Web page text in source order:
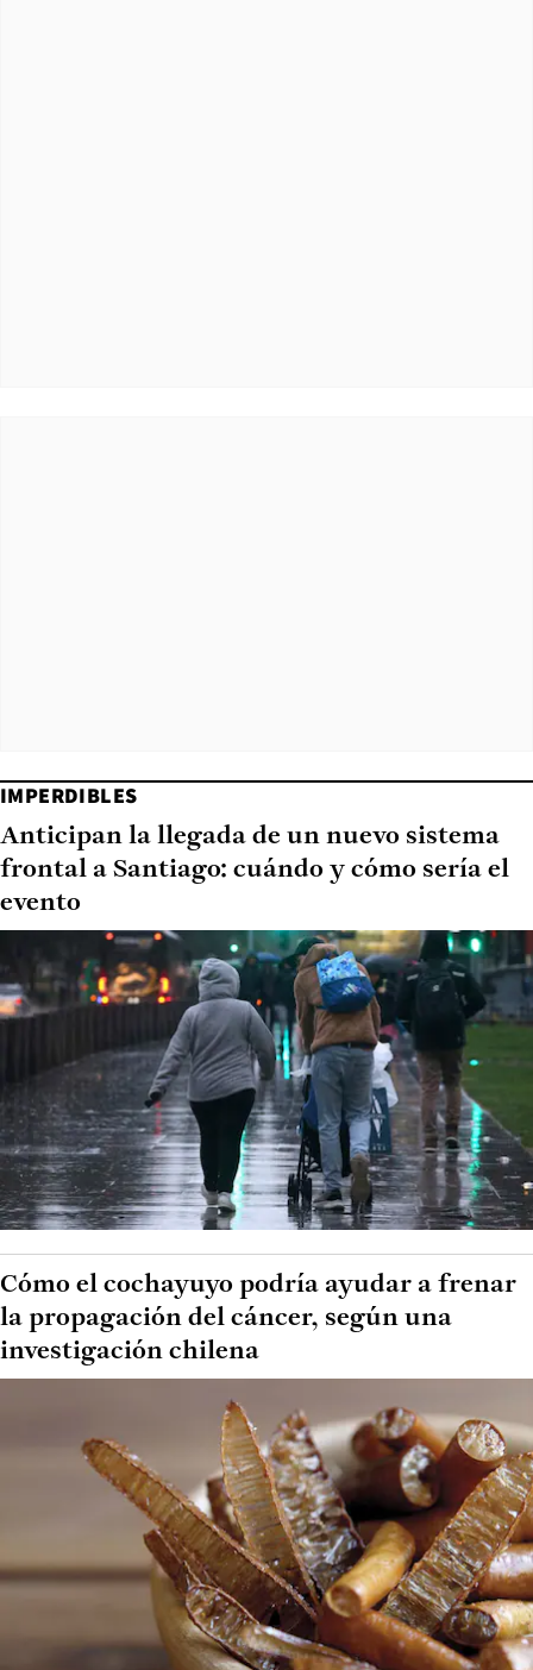
IMPERDIBLES
Anticipan la llegada de un nuevo sistema
frontal a Santiago: cuándo y cómo sería el
evento
Cómo el cochayuyo podría ayudar a frenar
la propagación del cáncer, según una
investigación chilena